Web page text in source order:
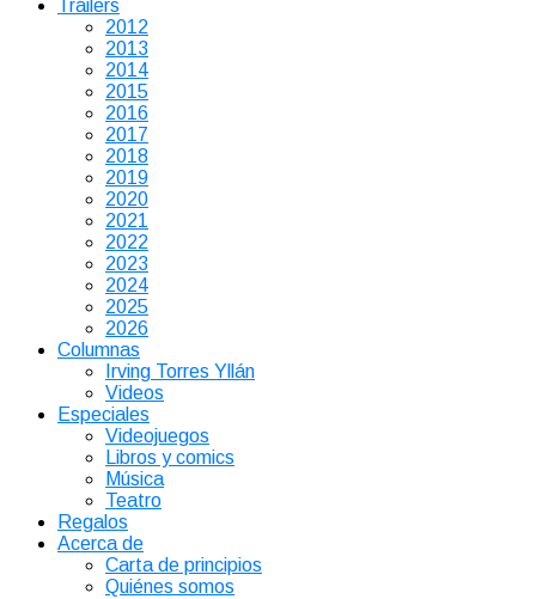
Tráilers
2012
2013
2014
2015
2016
2017
2018
2019
2020
2021
2022
2023
2024
2025
2026
Columnas
Irving Torres Yllán
Videos
Especiales
Videojuegos
Libros y comics
Música
Teatro
Regalos
Acerca de
Carta de principios
Quiénes somos